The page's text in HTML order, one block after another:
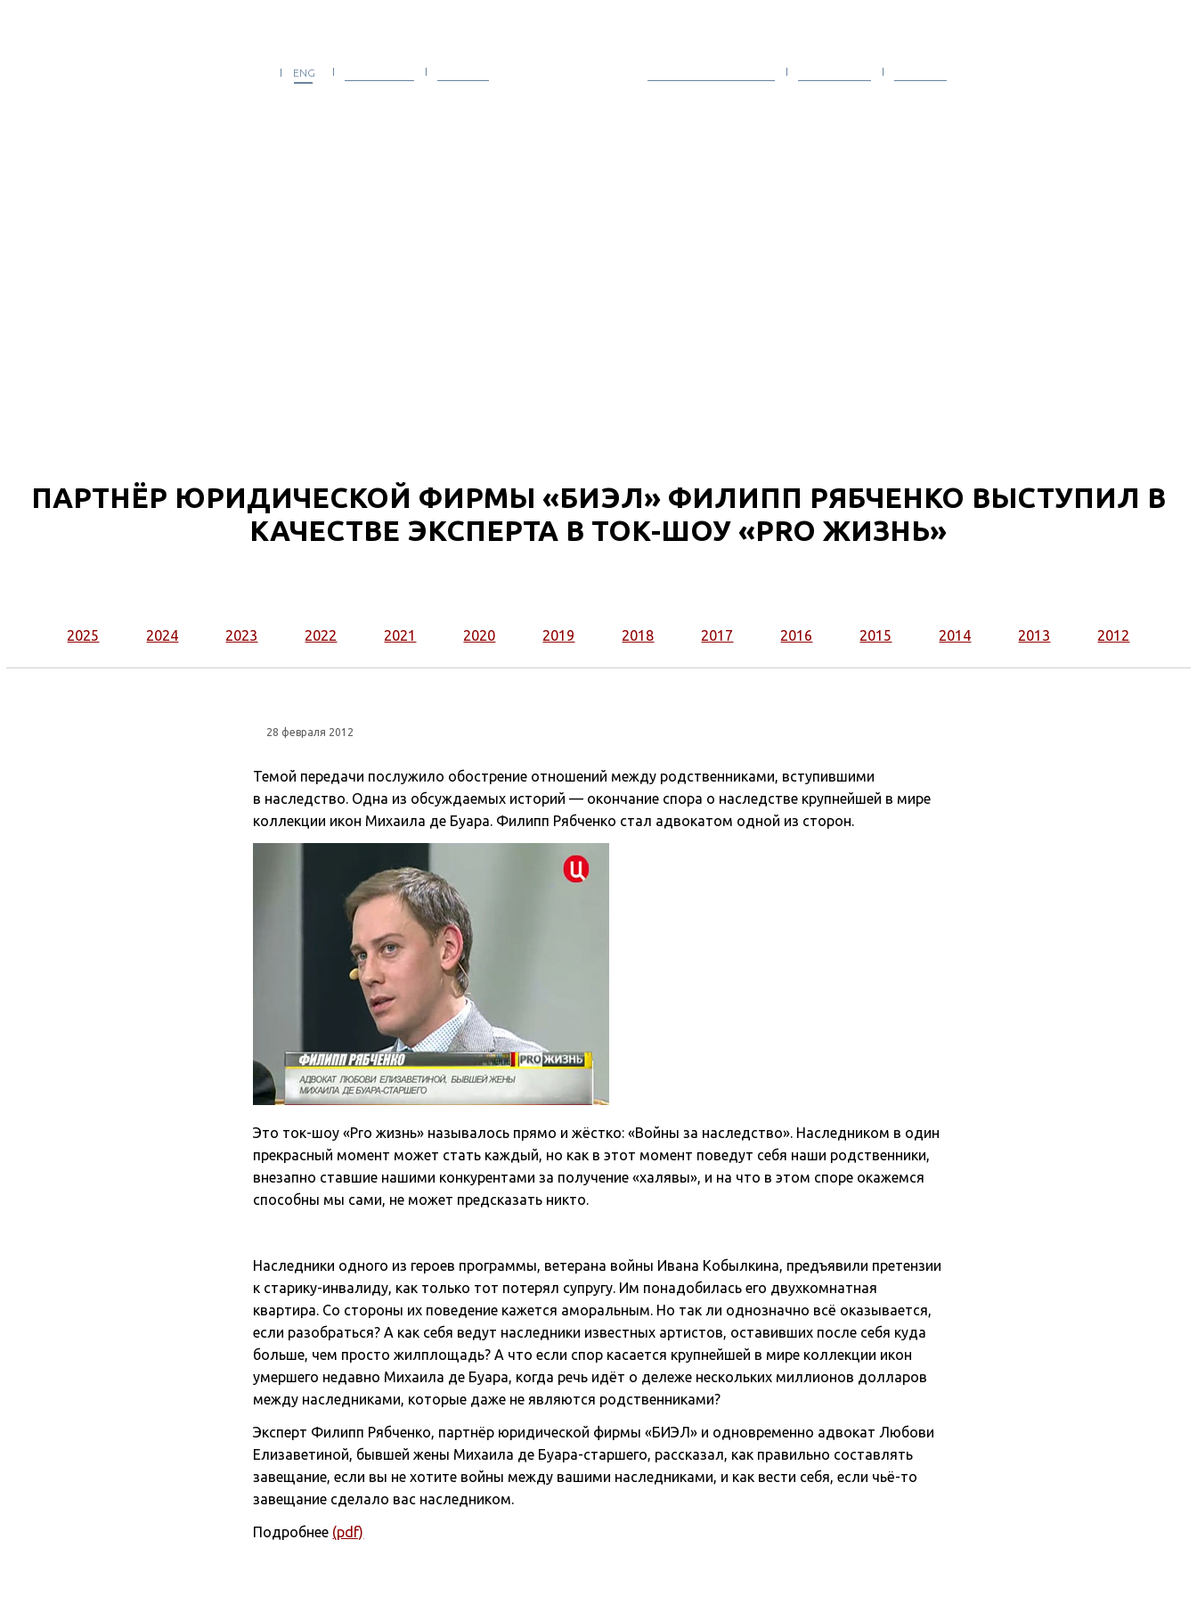
ENG
ПАРТНЁР ЮРИДИЧЕСКОЙ ФИРМЫ «БИЭЛ» ФИЛИПП РЯБЧЕНКО ВЫСТУПИЛ В
КАЧЕСТВЕ ЭКСПЕРТА В ТОК-ШОУ «PRO ЖИЗНЬ»
2025 2024 2023 2022 2021 2020 2019 2018 2017 2016 2015 2014 2013 2012
28 февраля 2012
Темой передачи послужило обострение отношений между родственниками, вступившими
в наследство. Одна из обсуждаемых историй — окончание спора о наследстве крупнейшей в мире
коллекции икон Михаила де Буара. Филипп Рябченко стал адвокатом одной из сторон.
Это ток-шоу «Pro жизнь» называлось прямо и жёстко: «Войны за наследство». Наследником в один
прекрасный момент может стать каждый, но как в этот момент поведут себя наши родственники,
внезапно ставшие нашими конкурентами за получение «халявы», и на что в этом споре окажемся
способны мы сами, не может предсказать никто.
Наследники одного из героев программы, ветерана войны Ивана Кобылкина, предъявили претензии
к старику-инвалиду, как только тот потерял супругу. Им понадобилась его двухкомнатная
квартира. Со стороны их поведение кажется аморальным. Но так ли однозначно всё оказывается,
если разобраться? А как себя ведут наследники известных артистов, оставивших после себя куда
больше, чем просто жилплощадь? А что если спор касается крупнейшей в мире коллекции икон
умершего недавно Михаила де Буара, когда речь идёт о дележе нескольких миллионов долларов
между наследниками, которые даже не являются родственниками?
Эксперт Филипп Рябченко, партнёр юридической фирмы «БИЭЛ» и одновременно адвокат Любови
Елизаветиной, бывшей жены Михаила де Буара-старшего, рассказал, как правильно составлять
завещание, если вы не хотите войны между вашими наследниками, и как вести себя, если чьё-то
завещание сделало вас наследником.
Подробнее (pdf)